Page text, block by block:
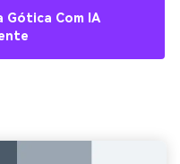
Gótica Com IA